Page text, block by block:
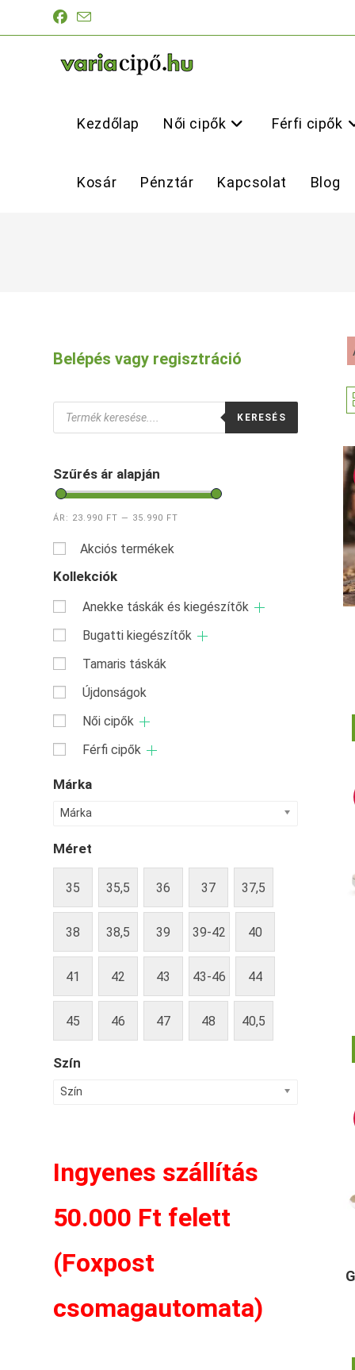
Kezdőlap Női cipők Férfi cipők
Kosár Pénztár Kapcsolat Blog
Belépés vagy regisztráció
Products
search
KERESÉS
Szűrés ár alapján
ÁR: 23.990 FT — 35.990 FT
Akciós termékek
Kollekciók
Anekke táskák és kiegészítők
Bugatti kiegészítők
Tamaris táskák
Újdonságok
Női cipők
Férfi cipők
Márka
Márka
Méret
35 35,5 36 37 37,5
38 38,5 39 39-42 40
41 42 43 43-46 44
45 46 47 48 40,5
Szín
Szín
Ingyenes szállítás
50.000 Ft felett
(Foxpost
csomagautomata)